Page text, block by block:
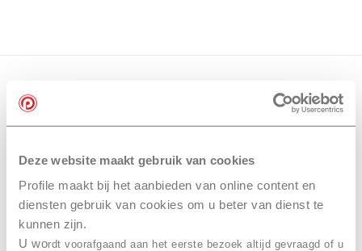
Deze website maakt gebruik van cookies
Profile maakt bij het aanbieden van online content en
diensten gebruik van cookies om u beter van dienst te
kunnen zijn.
U wordt voorafgaand aan het eerste bezoek altijd gevraagd of u